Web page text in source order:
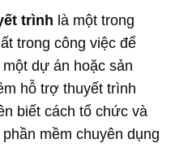
trình là một trong
trong công việc để
dự án hoặc sản
hỗ trợ thuyết trình
biết cách tổ chức và
mềm chuyên dụng